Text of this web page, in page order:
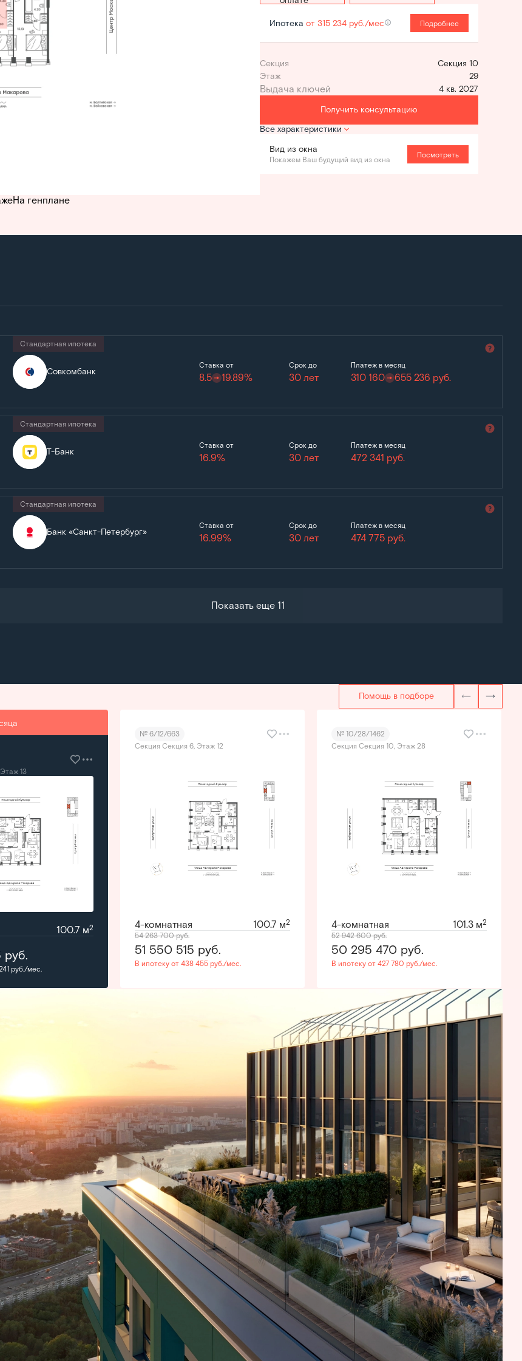
На генплане
Ипотека от 315 234 руб./мес Подробнее
Секция
Секция 10
Этаж
29
4 кв. 2027
Получить консультацию
Все характеристики
Вид из окна
Покажем Ваш будущий вид из окна
Посмотреть
Совкомбанк
Стандартная ипотека
Ставка от
8.5 19.89%
Срок до
30 лет
Платеж в месяц
310 160 655 236 руб.
Т-Банк
Стандартная ипотека
Ставка от
16.9%
Срок до
30 лет
Платеж в месяц
472 341 руб.
Банк «Санкт-Петербург»
Стандартная ипотека
Ставка от
16.99%
Срок до
30 лет
Платеж в месяц
474 775 руб.
Показать еще 11
Помощь в подборе
13
100.7 м2
руб.
руб./мес.
№ 6/12/663
Секция Секция 6, Этаж 12
4-комнатная 100.7 м2
54 263 700руб.
51 550 515 руб.
В ипотеку от 438 455 руб./мес.
№ 10/28/1462
Секция Секция 10, Этаж 28
4-комнатная 101.3 м2
52 942 600руб.
50 295 470 руб.
В ипотеку от 427 780 руб./мес.